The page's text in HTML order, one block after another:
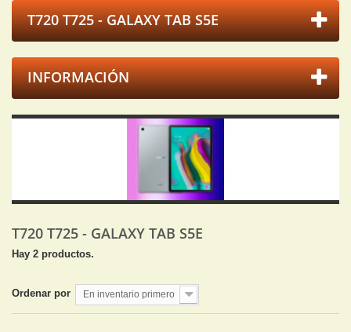
T720 T725 - GALAXY TAB S5E
INFORMACIÓN
T720 T725 - GALAXY TAB S5E
Hay 2 productos.
Ordenar por En inventario primero